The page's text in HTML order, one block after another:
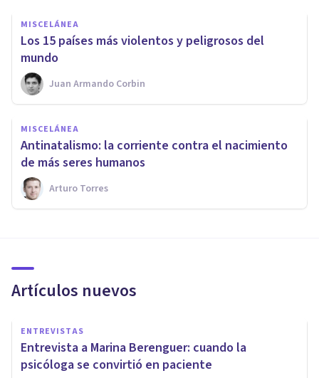
MISCELÁNEA
Los 15 países más violentos y peligrosos del
mundo
Juan Armando Corbin
MISCELÁNEA
Antinatalismo: la corriente contra el nacimiento
de más seres humanos
Arturo Torres
Artículos nuevos
ENTREVISTAS
Entrevista a Marina Berenguer: cuando la
psicóloga se convirtió en paciente